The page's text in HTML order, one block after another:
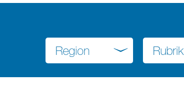
befinden
Region Rubrik